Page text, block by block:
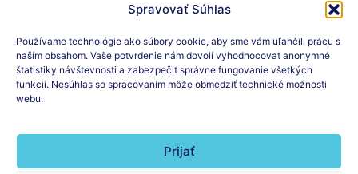
Spravovať Súhlas
Používame technológie ako súbory cookie, aby sme vám uľahčili prácu s
naším obsahom. Vaše potvrdenie nám dovolí vyhodnocovať anonymné
štatistiky návštevnosti a zabezpečiť správne fungovanie všetkých
funkcií. Nesúhlas so spracovaním môže obmedziť technické možnosti
webu.
Prijať
Prihláste sa na odber nášho
newslettera